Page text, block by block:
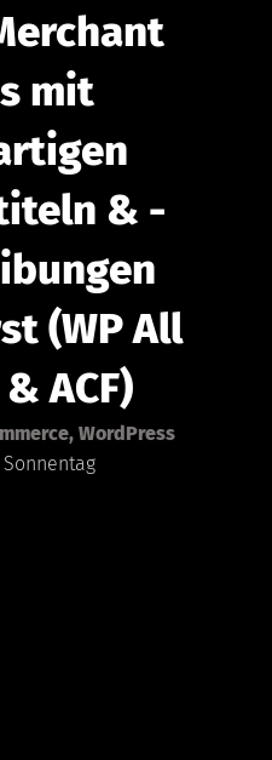
mit
& -
(WP All
ACF)
, WordPress